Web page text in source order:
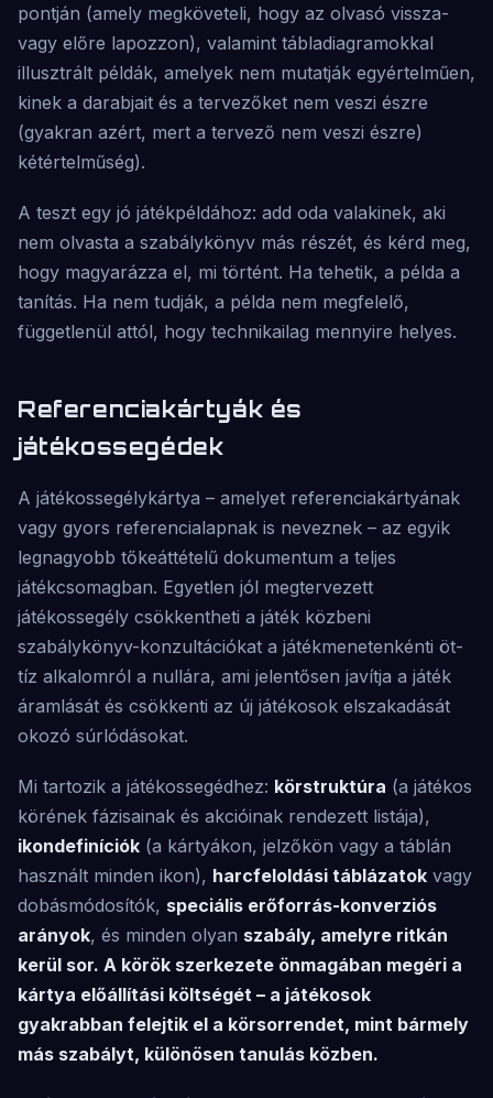
pontján (amely megköveteli, hogy az olvasó vissza-
vagy előre lapozzon), valamint tábladiagramokkal
illusztrált példák, amelyek nem mutatják egyértelműen,
kinek a darabjait és a tervezőket nem veszi észre
(gyakran azért, mert a tervező nem veszi észre)
kétértelműség).
A teszt egy jó játékpéldához: add oda valakinek, aki
nem olvasta a szabálykönyv más részét, és kérd meg,
hogy magyarázza el, mi történt. Ha tehetik, a példa a
tanítás. Ha nem tudják, a példa nem megfelelő,
függetlenül attól, hogy technikailag mennyire helyes.
Referenciakártyák és
játékossegédek
A játékossegélykártya – amelyet referenciakártyának
vagy gyors referencialapnak is neveznek – az egyik
legnagyobb tőkeáttételű dokumentum a teljes
játékcsomagban. Egyetlen jól megtervezett
játékossegély csökkentheti a játék közbeni
szabálykönyv-konzultációkat a játékmenetenkénti öt-
tíz alkalomról a nullára, ami jelentősen javítja a játék
áramlását és csökkenti az új játékosok elszakadását
okozó súrlódásokat.
Mi tartozik a játékossegédhez: körstruktúra (a játékos
körének fázisainak és akcióinak rendezett listája),
ikondefiníciók (a kártyákon, jelzőkön vagy a táblán
használt minden ikon), harcfeloldási táblázatok vagy
dobásmódosítók, speciális erőforrás-konverziós
arányok, és minden olyan szabály, amelyre ritkán
kerül sor. A körök szerkezete önmagában megéri a
kártya előállítási költségét – a játékosok
gyakrabban felejtik el a körsorrendet, mint bármely
más szabályt, különösen tanulás közben.